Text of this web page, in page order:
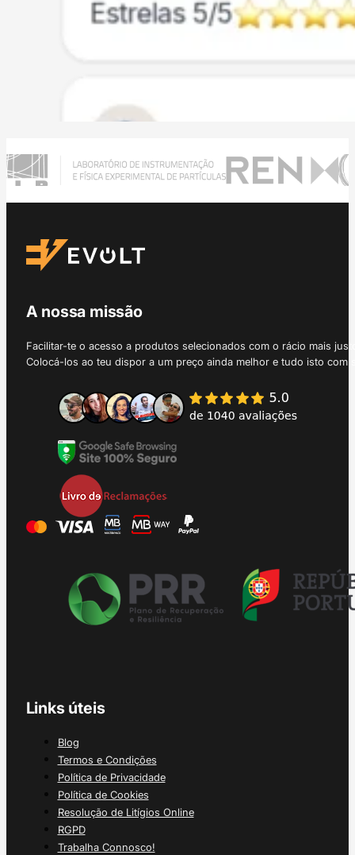
A nossa missão
Facilitar-te o acesso a produtos selecionados com o rácio mais
Colocá-los ao teu dispor a um preço ainda melhor e tudo isto
Links úteis
Blog
Termos e Condições
Política de Privacidade
Política de Cookies
Resolução de Litígios Online
RGPD
Trabalha Connosco!